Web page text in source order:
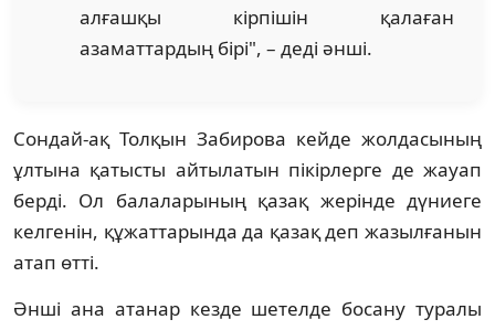
алғашқы кірпішін қалаған
азаматтардың бірі", – деді әнші.
Сондай-ақ Толқын Забирова кейде жолдасының
ұлтына қатысты айтылатын пікірлерге де жауап
берді. Ол балаларының қазақ жерінде дүниеге
келгенін, құжаттарында да қазақ деп жазылғанын
атап өтті.
Әнші ана атанар кезде шетелде босану туралы